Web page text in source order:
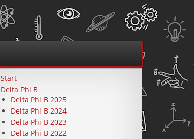
Start
Delta Phi B
Delta Phi B 2025
Delta Phi B 2024
Delta Phi B 2023
Delta Phi B 2022